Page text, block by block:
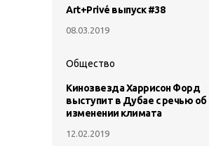
Art+Privé выпуск #38
08.03.2019
Общество
Кинозвезда Харрисон Форд
выступит в Дубае с речью об
изменении климата
12.02.2019